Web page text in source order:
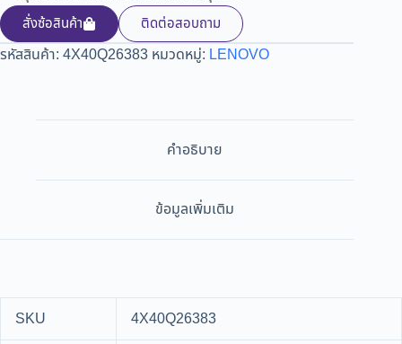
สั่งซ้อสินค้า
ติดต่อสอบถาม
รหัสสินค้า: 4X40Q26383 หมวดหมู่: LENOVO
คำอธิบาย
ข้อมูลเพิ่มเติม
SKU
4X40Q26383